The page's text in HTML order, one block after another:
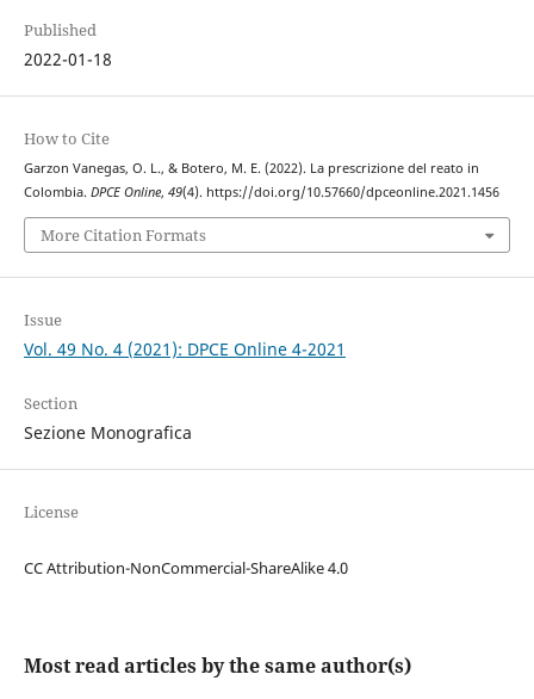
Published
2022-01-18
How to Cite
Garzon Vanegas, O. L., & Botero, M. E. (2022). La prescrizione del reato in
Colombia. DPCE Online, 49(4). https://doi.org/10.57660/dpceonline.2021.1456
More Citation Formats
Issue
Vol. 49 No. 4 (2021): DPCE Online 4-2021
Section
Sezione Monografica
License
CC Attribution-NonCommercial-ShareAlike 4.0
Most read articles by the same author(s)